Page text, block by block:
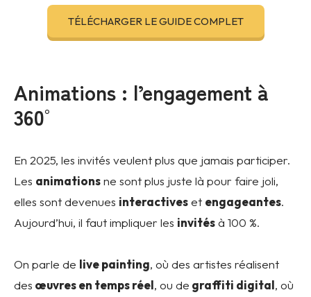
TÉLÉCHARGER LE GUIDE COMPLET
Animations : l’engagement à
360°
En 2025, les invités veulent plus que jamais participer.
Les animationsne sont plus juste là pour faire joli,
elles sont devenues interactiveset engageantes.
Aujourd’hui, il faut impliquer les invitésà 100 %.
On parle de live painting, où des artistes réalisent
des œuvres en temps réel, ou de graffiti digital, où